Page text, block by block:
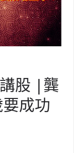
股 |龔
成功